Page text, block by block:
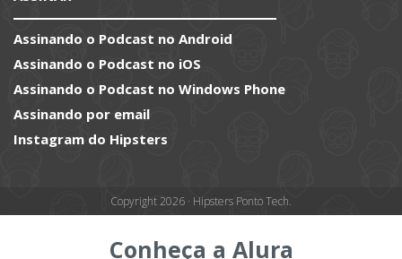
Assinando o Podcast no Android
Assinando o Podcast no iOS
Assinando o Podcast no Windows Phone
Assinando por email
Instagram do Hipsters
Copyright 2026 · Hipsters Ponto Tech.
Conheça a Alura